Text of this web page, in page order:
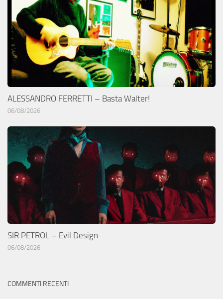
ALESSANDRO FERRETTI – Basta Walter!
06/08/2026
SIR PETROL – Evil Design
06/08/2026
COMMENTI RECENTI